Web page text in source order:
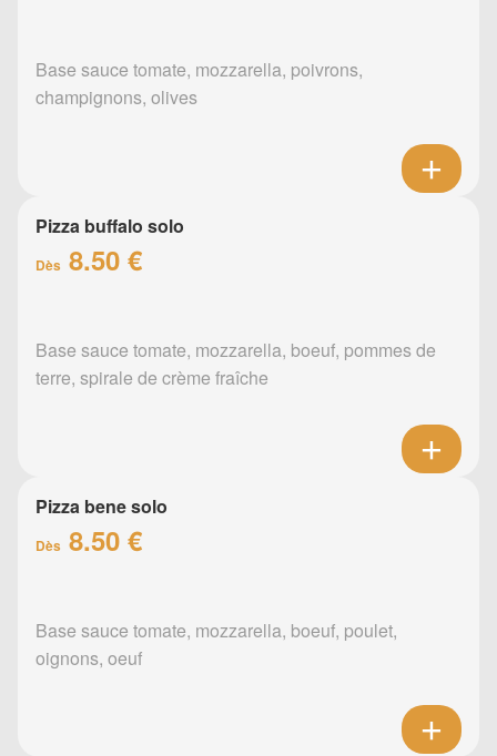
Base sauce tomate, mozzarella, poivrons,
champignons, olives
Pizza buffalo solo
Dès 8.50 €
Base sauce tomate, mozzarella, boeuf, pommes de
terre, spirale de crème fraîche
Pizza bene solo
Dès 8.50 €
Base sauce tomate, mozzarella, boeuf, poulet,
oignons, oeuf